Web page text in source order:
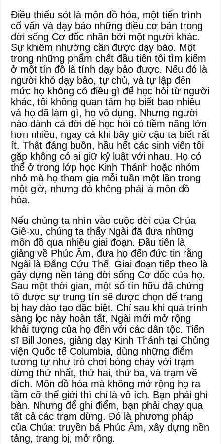
Điều thiếu sót là môn đồ hóa, một tiến trình
cố vấn và dạy bảo những điều cơ bản trong
đời sống Cơ đốc nhân bởi một người khác.
Sự khiêm nhường cần được dạy bảo. Một
trong những phẩm chất đầu tiên tôi tìm kiếm
ở một tín đồ là tính dạy bảo được. Nếu đó là
người khó dạy bảo, tự chủ, và tự lập đến
mức họ không có điều gì để học hỏi từ người
khác, tôi không quan tâm họ biết bao nhiêu
và họ đã làm gì, họ vô dụng. Nhưng người
nào dành cả đời để học hỏi có tiềm năng lớn
hơn nhiều, ngay cả khi bây giờ cậu ta biết rất
ít. Thật đáng buồn, hầu hết các sinh viên tôi
gặp không có ai giữ kỷ luật với nhau. Họ có
thể ở trong lớp học Kinh Thánh hoặc nhóm
nhỏ mà họ tham gia mỗi tuần một lần trong
một giờ, nhưng đó không phải là môn đồ
hóa.
Nếu chúng ta nhìn vào cuộc đời của Chúa
Giê-xu, chúng ta thấy Ngài đã đưa những
môn đồ qua nhiều giai đoạn. Đầu tiên là
giảng về Phúc Âm, đưa họ đến đức tin rằng
Ngài là Đấng Cứu Thế. Giai đoạn tiếp theo là
gây dựng nền tảng đời sống Cơ đốc của họ.
Sau một thời gian, một số tín hữu đã chứng
tỏ được sự trung tín sẽ được chọn để trang
bị hay đào tạo đặc biệt. Chỉ sau khi quá trình
sàng lọc này hoàn tất, Ngài mới mở rộng
khải tượng của họ đến với các dân tộc. Tiến
sĩ Bill Jones, giảng dạy Kinh Thánh tại Chủng
viện Quốc tế Columbia, dùng những điểm
tương tự như trò chơi bóng chày với trạm
dừng thứ nhất, thứ hai, thứ ba, và trạm về
đích. Môn đồ hóa mà không mở rộng họ ra
tầm cỡ thế giới thì chỉ là vô ích. Bạn phải ghi
bàn. Nhưng để ghi điểm, bạn phải chạy qua
tất cả các trạm dừng. Đó là phương pháp
của Chúa: truyền bá Phúc Âm, xây dựng nền
tảng, trang bị, mở rộng.